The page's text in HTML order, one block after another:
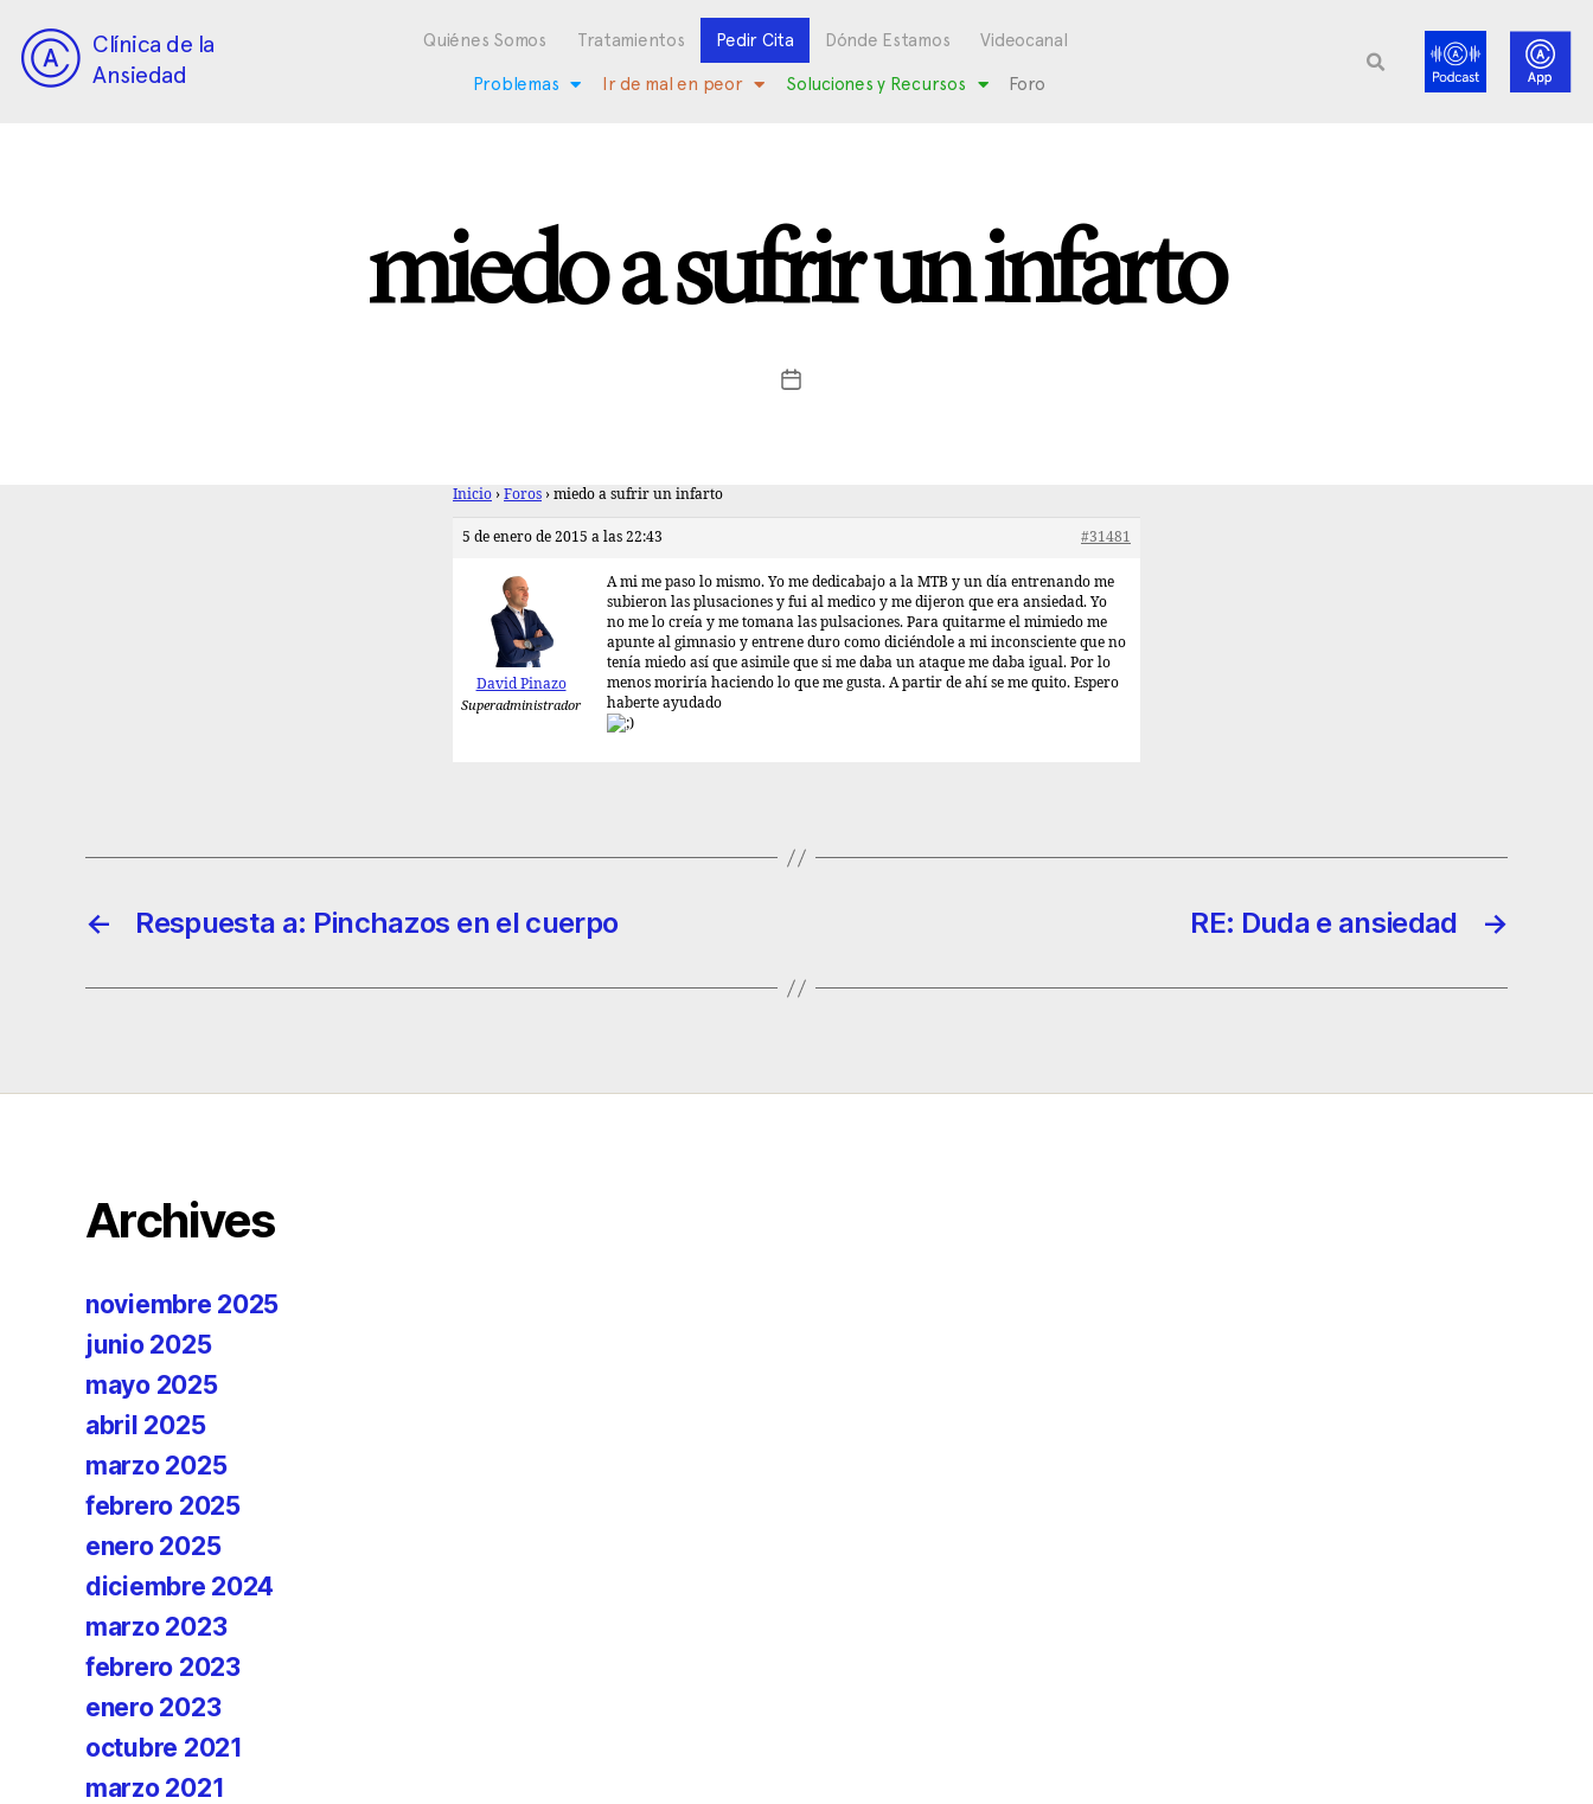
Clínica de la
Ansiedad
Quiénes Somos Tratamientos Pedir Cita Dónde Estamos Videocanal
Problemas Ir de mal en peor Soluciones y Recursos Foro
miedo a sufrir un infarto
Inicio › Foros › miedo a sufrir un infarto
5 de enero de 2015 a las 22:43 #31481
David Pinazo
Superadministrador
A mi me paso lo mismo. Yo me dedicabajo a la MTB y un día entrenando me
subieron las plusaciones y fui al medico y me dijeron que era ansiedad. Yo
no me lo creía y me tomana las pulsaciones. Para quitarme el mimiedo me
apunte al gimnasio y entrene duro como diciéndole a mi inconsciente que no
tenía miedo así que asimile que si me daba un ataque me daba igual. Por lo
menos moriría haciendo lo que me gusta. A partir de ahí se me quito. Espero
haberte ayudado
← Respuesta a: Pinchazos en el cuerpo →
RE: Duda e ansiedad
Archives
noviembre 2025
junio 2025
mayo 2025
abril 2025
marzo 2025
febrero 2025
enero 2025
diciembre 2024
marzo 2023
febrero 2023
enero 2023
octubre 2021
marzo 2021